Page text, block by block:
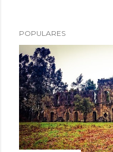
POPULARES